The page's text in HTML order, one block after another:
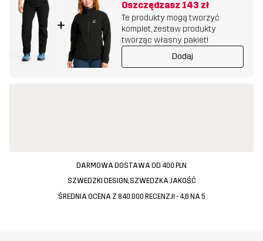
+
Oszczędzasz 143 zł
Te produkty mogą tworzyć
komplet, zestaw produkty
tworząc własny pakiet!
Dodaj
DARMOWA DOSTAWA OD 400 PLN
SZWEDZKI DESIGN, SZWEDZKA JAKOŚĆ
ŚREDNIA OCENA Z 840.000 RECENZJI - 4,6 NA 5